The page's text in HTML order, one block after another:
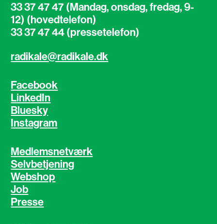
33 37 47 47 (Mandag, onsdag, fredag, 9-
12) (hovedtelefon)
33 37 47 44 (pressetelefon)
radikale@radikale.dk
Facebook
LinkedIn
Bluesky
Instagram
Medlemsnetværk
Selvbetjening
Webshop
Job
Presse